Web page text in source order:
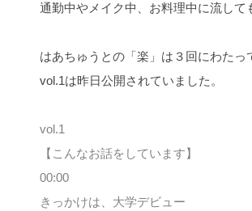
通勤中やメイク中、お料理中に流して
はあちゅうとの「楽」は３回にわたっ
vol.1は昨日公開されていました。
vol.1
【こんなお話をしています】
00:00
きっかけは、大学デビュー